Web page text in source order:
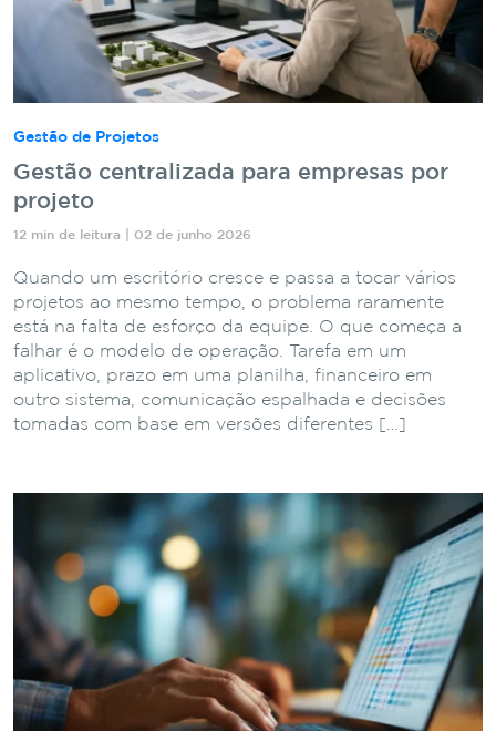
Gestão de Projetos
Gestão centralizada para empresas por
projeto
12 min de leitura | 02 de junho 2026
Quando um escritório cresce e passa a tocar vários
projetos ao mesmo tempo, o problema raramente
está na falta de esforço da equipe. O que começa a
falhar é o modelo de operação. Tarefa em um
aplicativo, prazo em uma planilha, financeiro em
outro sistema, comunicação espalhada e decisões
tomadas com base em versões diferentes […]